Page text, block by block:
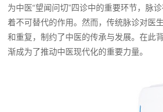
为中医“望闻问切”四诊中的重要环节，脉
着不可替代的作用。然而，传统脉诊对医
和重复，制约了中医的传承与发展。在此
渐成为了推动中医现代化的重要力量。